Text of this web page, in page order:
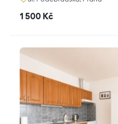
cena
1 500 Kč